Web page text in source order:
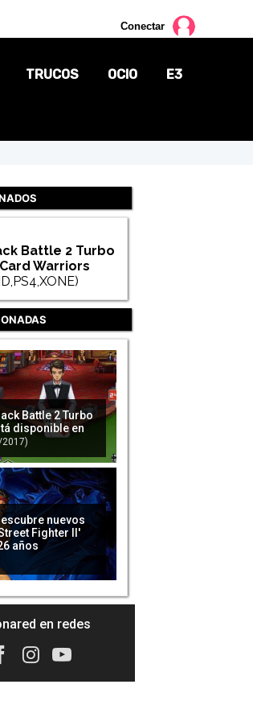
Conectar
TRUCOS OCIO E3
Battle 2 Turbo
Warriors
Battle 2 Turbo
disponible en
nuevos
Fighter II'
años
en redes